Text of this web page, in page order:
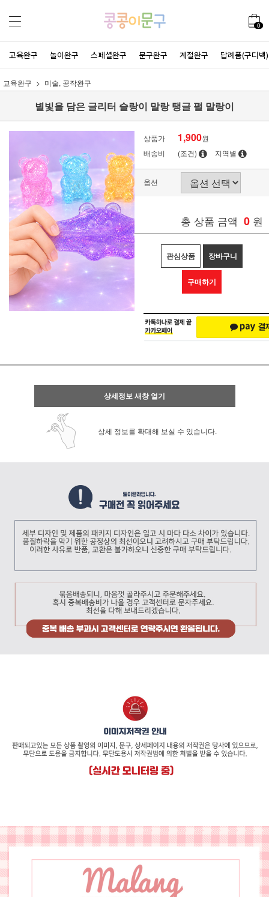
0
교육완구 놀이완구 스페셜완구 문구완구 계절완구 답례품(구디백)
교육완구 미술, 공작완구
별빛을 담은 글리터 슬랑이 말랑 탱글 펄 말랑이
상품가 1,900원
배송비
(조건) 지역별
옵션
총 상품 금액 0 원
관심상품 장바구니
구매하기
상세정보 새창 열기
상세 정보를 확대해 보실 수 있습니다.